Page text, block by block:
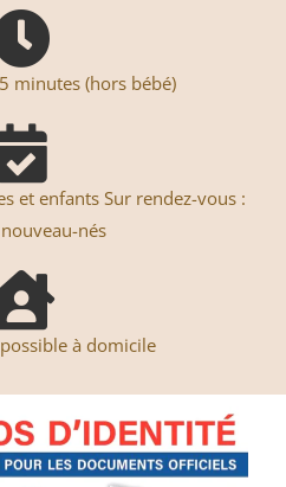
minutes (hors bébé)
et enfants Sur rendez-vous :
nés
à domicile